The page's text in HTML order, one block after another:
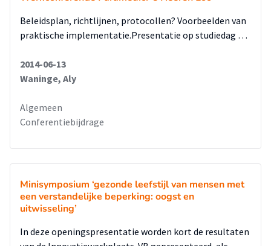
Beleidsplan, richtlijnen, protocollen? Voorbeelden van
praktische implementatie.Presentatie op studiedag …
2014-06-13
Waninge, Aly
Algemeen
Conferentiebijdrage
Minisymposium ‘gezonde leefstijl van mensen met
een verstandelijke beperking: oogst en
uitwisseling’
In deze openingspresentatie worden kort de resultaten